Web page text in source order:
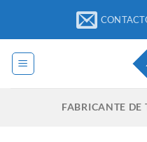
contenido
FABRICANTE DE